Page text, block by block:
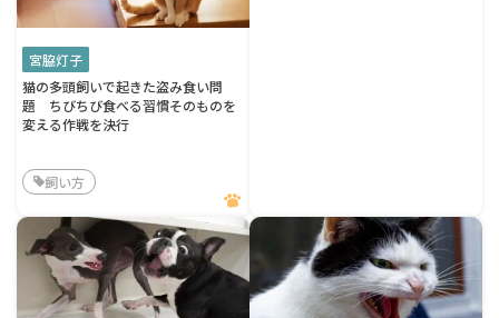
宮脇灯子
猫の多頭飼いで起きた盗み食い問
題 ちびちび食べる習慣そのものを
変える作戦を決行
飼い方